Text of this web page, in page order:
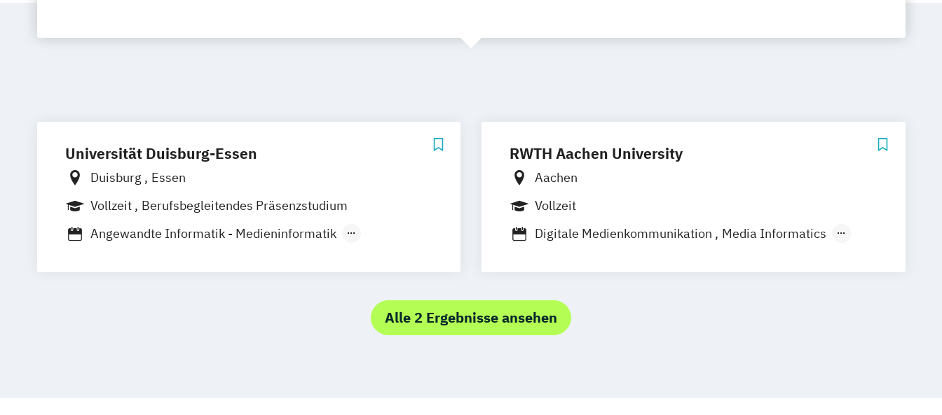
Universität Duisburg-Essen
Duisburg
Essen
Vollzeit
Berufsbegleitendes Präsenzstudium
Angewandte Informatik - Medieninformatik
Educational Media I Bildung & Medien
Kunstwissenschaft
RWTH Aachen University
Aachen
Vollzeit
Digitale Medienkommunikation
Media Informatics
Alle 2 Ergebnisse ansehen